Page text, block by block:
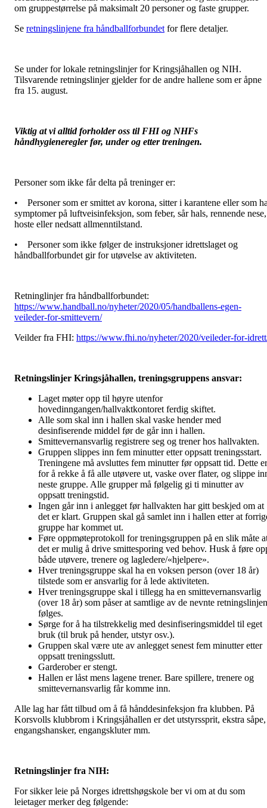
om gruppestørrelse på maksimalt 20 personer og faste grupper.
Se retningslinjene fra håndballforbundet for flere detaljer.
Se under for lokale retningslinjer for Kringsjåhallen og NIH.
Tilsvarende retningslinjer gjelder for de andre hallene som er åpne
fra 15. august.
Viktig at vi alltid forholder oss til FHI og NHFs
håndhygieneregler før, under og etter treningen.
Personer som ikke får delta på treninger er:
• Personer som er smittet av korona, sitter i karantene eller som
symptomer på luftveisinfeksjon, som feber, sår hals, rennende nese,
hoste eller nedsatt allmenntilstand.
• Personer som ikke følger de instruksjoner idrettslaget og
håndballforbundet gir for utøvelse av aktiviteten.
Retninglinjer fra håndballforbundet:
https://www.handball.no/nyheter/2020/05/handballens-egen-
veileder-for-smittevern/
Veilder fra FHI: https://www.fhi.no/nyheter/2020/veileder-for-
Retningslinjer Kringsjåhallen, treningsgruppens ansvar:
Laget møter opp til høyre utenfor
hovedinngangen/hallvaktkontoret ferdig skiftet.
Alle som skal inn i hallen skal vaske hender med
desinfiserende middel før de går inn i hallen.
Smittevernansvarlig registrere seg og trener hos hallvakten.
Gruppen slippes inn fem minutter etter oppsatt treningsstart.
Treningene må avsluttes fem minutter før oppsatt tid. Dette er
for å rekke å få alle utøvere ut, vaske over flater, og slippe
neste gruppe. Alle grupper må følgelig gi ti minutter av
oppsatt treningstid.
Ingen går inn i anlegget før hallvakten har gitt beskjed om at
det er klart. Gruppen skal gå samlet inn i hallen etter at
gruppe har kommet ut.
Føre oppmøteprotokoll for treningsgruppen på en slik måte
det er mulig å drive smittesporing ved behov. Husk å føre
både utøvere, trenere og lagledere/«hjelpere».
Hver treningsgruppe skal ha en voksen person (over 18 år)
tilstede som er ansvarlig for å lede aktiviteten.
Hver treningsgruppe skal i tillegg ha en smittevernansvarlig
(over 18 år) som påser at samtlige av de nevnte
følges.
Sørge for å ha tilstrekkelig med desinfiseringsmiddel til eget
bruk (til bruk på hender, utstyr osv.).
Gruppen skal være ute av anlegget senest fem minutter etter
oppsatt treningsslutt.
Garderober er stengt.
Hallen er låst mens lagene trener. Bare spillere, trenere og
smittevernansvarlig får komme inn.
Alle lag har fått tilbud om å få hånddesinfeksjon fra klubben. På
Korsvolls klubbrom i Kringsjåhallen er det utstyrssprit, ekstra såpe,
engangshansker, engangskluter mm.
Retningslinjer fra NIH:
For sikker leie på Norges idrettshøgskole ber vi om at du som
leietager merker deg følgende: